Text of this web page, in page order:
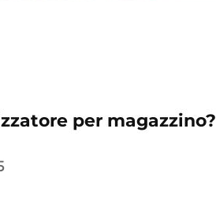
per magazzino?